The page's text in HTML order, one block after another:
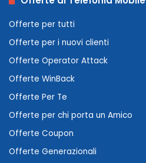
Offerte per tutti
Offerte per i nuovi clienti
Offerte Operator Attack
Offerte WinBack
Offerte Per Te
Offerte per chi porta un Amico
Offerte Coupon
Offerte Generazionali